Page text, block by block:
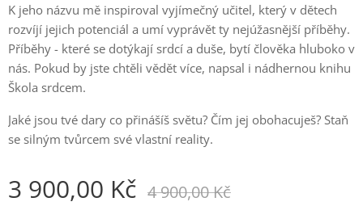
K jeho názvu mě inspiroval vyjímečný učitel, který v dětech
rozvíjí jejich potenciál a umí vyprávět ty nejúžasnější příběhy.
Příběhy - které se dotýkají srdcí a duše, bytí člověka hluboko v
nás. Pokud by jste chtěli vědět více, napsal i nádhernou knihu
Škola srdcem.
Jaké jsou tvé dary co přinášíš světu? Čím jej obohacuješ? Staň
se silným tvůrcem své vlastní reality.
3 900,00 Kč 4 900,00Kč